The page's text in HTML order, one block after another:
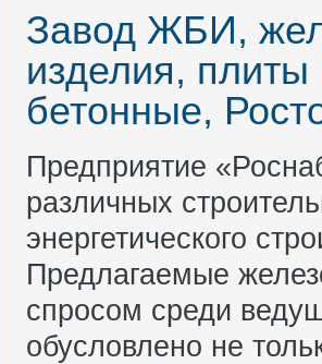
Завод ЖБИ,
изделия, плиты
бетонные,
Предприятие
различных
энергетического
Предлагаемые
спросом среди
обусловлено не